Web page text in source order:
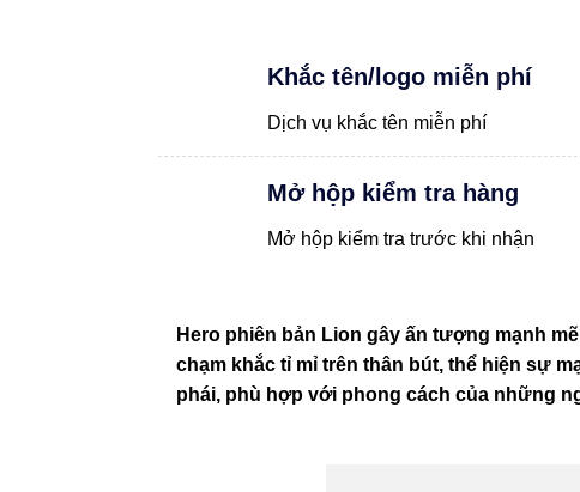
Khắc tên/logo miễn phí
Dịch vụ khắc tên miễn phí
Mở hộp kiểm tra hàng
Mở hộp kiểm tra trước khi nhận
Hero phiên bản Lion gây ấn tượng mạnh
chạm khắc tỉ mỉ trên thân bút, thể hiện sự
phái, phù hợp với phong cách của những